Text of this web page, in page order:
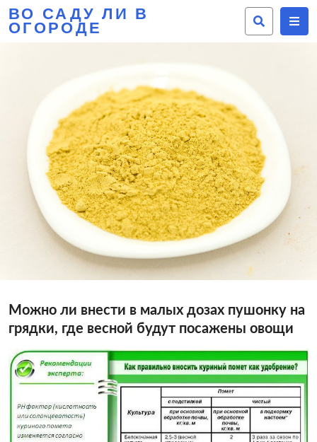
ВО САДУ ЛИ В
ОГОРОДЕ
Можно ли внести в малых дозах пушонку на
грядки, где весной будут посажены овощи